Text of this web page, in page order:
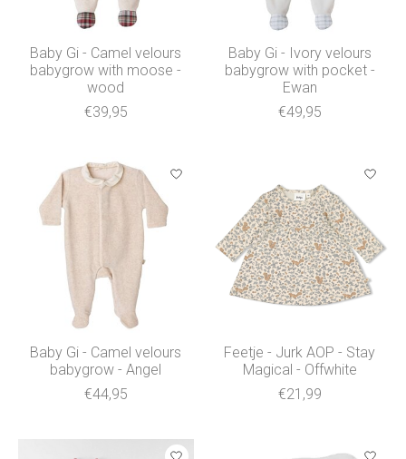
Baby Gi - Camel velours
babygrow with moose -
wood
€39,95
Baby Gi - Ivory velours
babygrow with pocket -
Ewan
€49,95
Baby Gi - Camel velours
babygrow - Angel
€44,95
Feetje - Jurk AOP - Stay
Magical - Offwhite
€21,99